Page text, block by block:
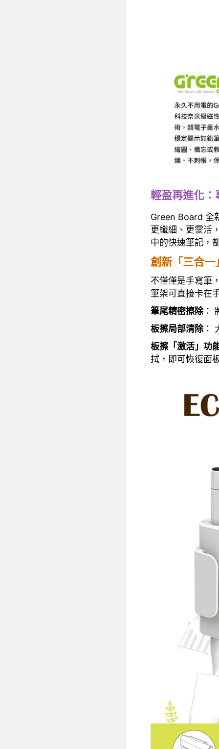
輕盈再進化：
Green Board 全
更纖細、更靈活
中的快速筆記，
創新「三合一
不僅僅是手寫筆
筆架可直接卡在
筆尾精密擦除：
板擦局部清除：
板擦「激活」功
拭，即可恢復面